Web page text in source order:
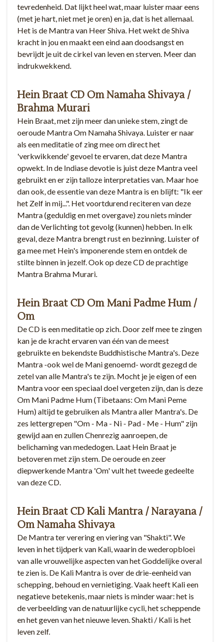
tevredenheid. Dat lijkt heel wat, maar luister maar eens
(met je hart, niet met je oren) en ja, dat is het allemaal.
Het is de Mantra van Heer Shiva. Het wekt de Shiva
kracht in jou en maakt een eind aan doodsangst en
bevrijdt je uit de cirkel van leven en sterven. Meer dan
indrukwekkend.
Hein Braat CD Om Namaha Shivaya /
Brahma Murari
Hein Braat, met zijn meer dan unieke stem, zingt de
oeroude Mantra Om Namaha Shivaya. Luister er naar
als een meditatie of zing mee om direct het
'verkwikkende' gevoel te ervaren, dat deze Mantra
opwekt. In de Indiase devotie is juist deze Mantra veel
gebruikt en er zijn talloze interpretaties van. Maar hoe
dan ook, de essentie van deze Mantra is en blijft: "Ik eer
het Zelf in mij...". Het voortdurend reciteren van deze
Mantra (geduldig en met overgave) zou niets minder
dan de Verlichting tot gevolg (kunnen) hebben. In elk
geval, deze Mantra brengt rust en bezinning. Luister of
ga mee met Hein's imponerende stem en ontdek de
stilte binnen in jezelf. Ook op deze CD de prachtige
Mantra Brahma Murari.
Hein Braat CD Om Mani Padme Hum /
Om
De CD is een meditatie op zich. Door zelf mee te zingen
kan je de kracht ervaren van één van de meest
gebruikte en bekendste Buddhistische Mantra's. Deze
Mantra -ook wel de Mani genoemd- wordt gezegd de
zetel van alle Mantra's te zijn. Mocht je je eigen of een
Mantra voor een speciaal doel vergeten zijn, dan is deze
Om Mani Padme Hum (Tibetaans: Om Mani Peme
Hum) altijd te gebruiken als Mantra aller Mantra's. De
zes lettergrepen "Om - Ma - Ni - Pad - Me - Hum" zijn
gewijd aan en zullen Chenrezig aanroepen, de
belichaming van mededogen. Laat Hein Braat je
betoveren met zijn stem. De oeroude en zeer
diepwerkende Mantra 'Om' vult het tweede gedeelte
van deze CD.
Hein Braat CD Kali Mantra / Narayana /
Om Namaha Shivaya
De Mantra ter verering en viering van "Shakti". We
leven in het tijdperk van Kali, waarin de wederopbloei
van alle vrouwelijke aspecten van het Goddelijke overal
te zien is. De Kali Mantra is over de drie-eenheid van
schepping, behoud en vernietiging. Vaak heeft Kali een
negatieve betekenis, maar niets is minder waar: het is
de verbeelding van de natuurlijke cycli, het scheppende
en het geven van het nieuwe leven. Shakti / Kali is het
leven zelf.